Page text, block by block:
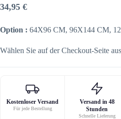
34,95 €
Option : 64X96 CM, 96X144 CM,
Wählen Sie auf der Checkout-Seite aus
Kostenloser Versand
Für jede Bestellung
Versand in 48
Stunden
Schnelle Lieferung